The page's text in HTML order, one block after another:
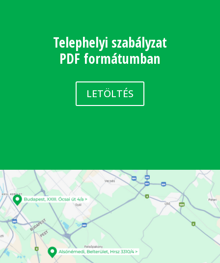
Telephelyi szabályzat
PDF formátumban
LETÖLTÉS